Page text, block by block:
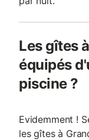
Les gîtes
équipés
piscine ?
Evidemment !
les gîtes à